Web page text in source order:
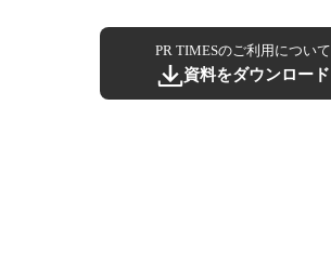
PR TIMESのご利用について
資料をダウンロード